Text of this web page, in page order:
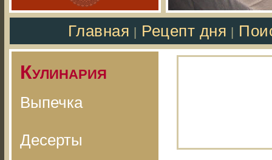
Главная Рецепт дня
Кулинария
Выпечка
Десерты